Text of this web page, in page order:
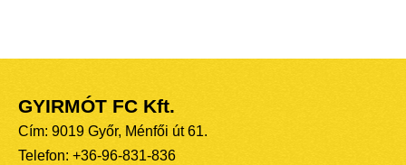
GYIRMÓT FC Kft.
Cím: 9019 Győr, Ménfői út 61.
Telefon: +36-96-831-836